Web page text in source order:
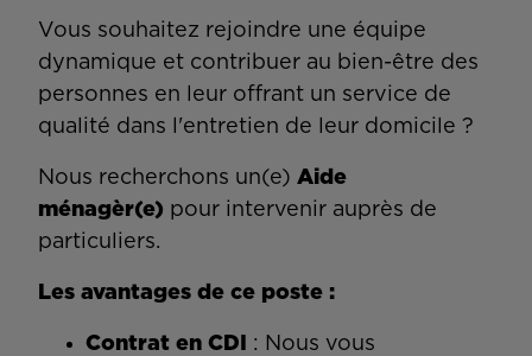
Vous souhaitez rejoindre une équipe
dynamique et contribuer au bien-être des
personnes en leur offrant un service de
qualité dans l'entretien de leur domicile ?
Nous recherchons un(e) Aide
ménagèr(e) pour intervenir auprès de
particuliers.
Les avantages de ce poste :
Contrat en CDI
: Nous vous